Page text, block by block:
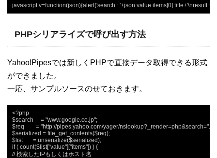
javascript:v=function(json){alert('search : '+json.value.items[0].title+'\nresult
PHPシリアライズで呼び出す方法
Yahoo!Pipesでは新しくPHPで直接データ取得できる形式
ができました。
一応、サンプルソースのせておきます。
<?php
$search     = "www.google.co.jp";
$req        = "http://pipes.yahoo.com/yager/
$serialized = file_get_contents($req);
$list       = unserialize($serialized);
if ( count($list["value"]["items"]) ) {
// 検索したIPもしくはホスト名